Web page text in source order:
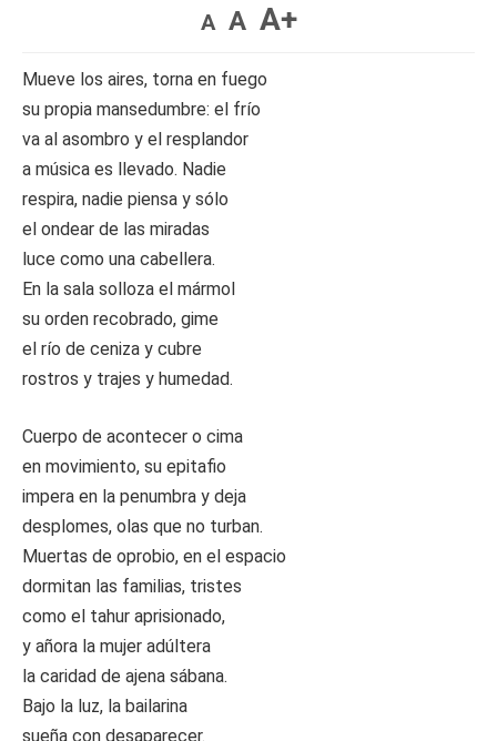
A A A+
Mueve los aires, torna en fuego
su propia mansedumbre: el frío
va al asombro y el resplandor
a música es llevado. Nadie
respira, nadie piensa y sólo
el ondear de las miradas
luce como una cabellera.
En la sala solloza el mármol
su orden recobrado, gime
el río de ceniza y cubre
rostros y trajes y humedad.
Cuerpo de acontecer o cima
en movimiento, su epitafio
impera en la penumbra y deja
desplomes, olas que no turban.
Muertas de oprobio, en el espacio
dormitan las familias, tristes
como el tahur aprisionado,
y añora la mujer adúltera
la caridad de ajena sábana.
Bajo la luz, la bailarina
sueña con desaparecer.